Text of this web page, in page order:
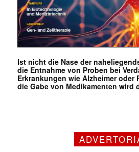
Ist nicht die Nase der
die Entnahme von Proben bei
Erkrankungen wie Alzheimer oder
die Gabe von Medikamenten wird